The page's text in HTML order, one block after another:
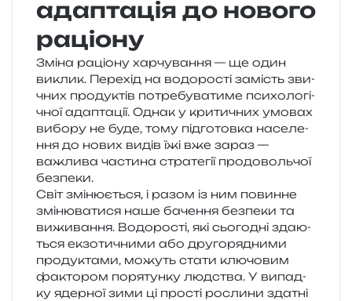
адаптація до нового
раціону
Зміна раціо­ну хар­чу­ва­н­ня — ще один
виклик. Перехід на водо­ро­сті замість зви­
чних про­ду­ктів потре­бу­ва­ти­ме пси­хо­ло­гі­
чної ада­пта­ції. Однак у кри­ти­чних умо­вах
вибо­ру не буде, тому під­го­тов­ка насе­ле­
н­ня до нових видів їжі вже зараз —
важли­ва части­на стра­те­гії про­до­воль­чої
безпеки.
Світ змі­ню­є­ться, і разом із ним повин­не
змі­ню­ва­ти­ся наше баче­н­ня без­пе­ки та
вижи­ва­н­ня. Водорості, які сьо­го­дні зда­ю­
ться екзо­ти­чни­ми або дру­го­ря­дни­ми
про­ду­кта­ми, можуть стати клю­чо­вим
факто­ром поря­тун­ку люд­ства. У випад­
ку ядер­ної зими ці про­сті росли­ни зда­тні